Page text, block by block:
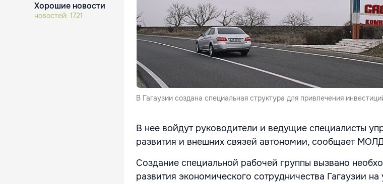
Хорошие новости
новостей: 1721
В Гагаузии создана специальная структура для привлечения
В нее войдут руководители и ведущие специалисты
развития и внешних связей автономии, сообщает
Создание специальной рабочей группы вызвано
развития экономического сотрудничества Гагаузии